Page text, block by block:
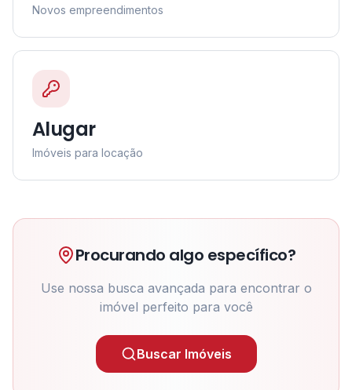
Novos empreendimentos
Alugar
Imóveis para locação
Procurando algo específico?
Use nossa busca avançada para encontrar o
imóvel perfeito para você
Buscar Imóveis